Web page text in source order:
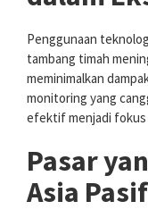
Penggunaan
tambang timah
meminimalkan
monitoring yang
efektif menjadi fokus
Pasar
Asia